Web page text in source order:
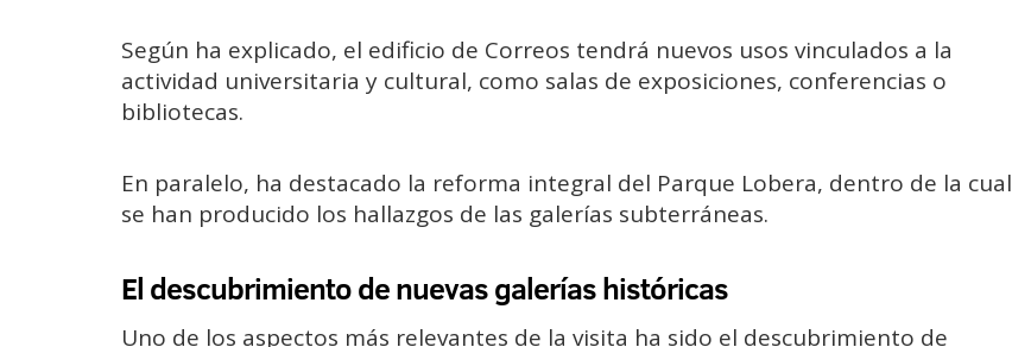
Según ha explicado, el edificio de Correos tendrá nuevos usos vinculados a la
actividad universitaria y cultural, como salas de exposiciones, conferencias o
bibliotecas.
En paralelo, ha destacado la reforma integral del Parque Lobera, dentro de la cual
se han producido los hallazgos de las galerías subterráneas.
El descubrimiento de nuevas galerías históricas
Uno de los aspectos más relevantes de la visita ha sido el descubrimiento de